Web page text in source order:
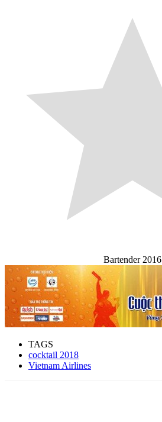
Bartender 2016
TAGS
cocktail 2018
Vietnam Airlines